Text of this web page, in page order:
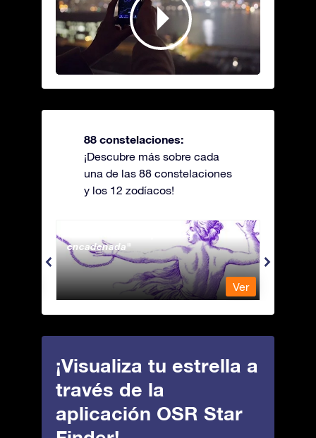
88 constelaciones:
¡Descubre más sobre cada
una de las 88 constelaciones
y los 12 zodíacos!
Andromeda - La princesa
encadenada
Ver
¡Visualiza tu estrella a
través de la
aplicación OSR Star